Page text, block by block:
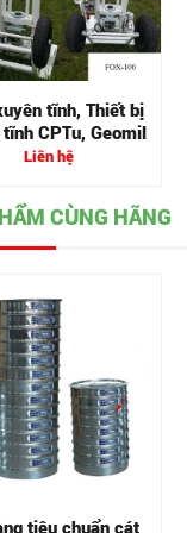
tĩnh, Thiết bị
CPTu, Geomil
Liên hệ
CÙNG HÃNG
tiêu chuẩn cát